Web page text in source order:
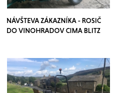
NÁVŠTEVA ZÁKAZNÍKA - ROSIČ
DO VINOHRADOV CIMA BLITZ